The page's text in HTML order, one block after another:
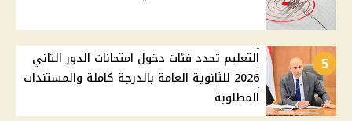
5
التعليم تحدد فئات دخول امتحانات الدور الثاني
2026 للثانوية العامة بالدرجة كاملة والمستندات
المطلوبة